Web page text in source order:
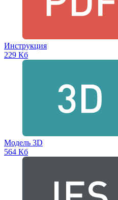
Инструкция
229 Кб
Модель 3D
564 Кб